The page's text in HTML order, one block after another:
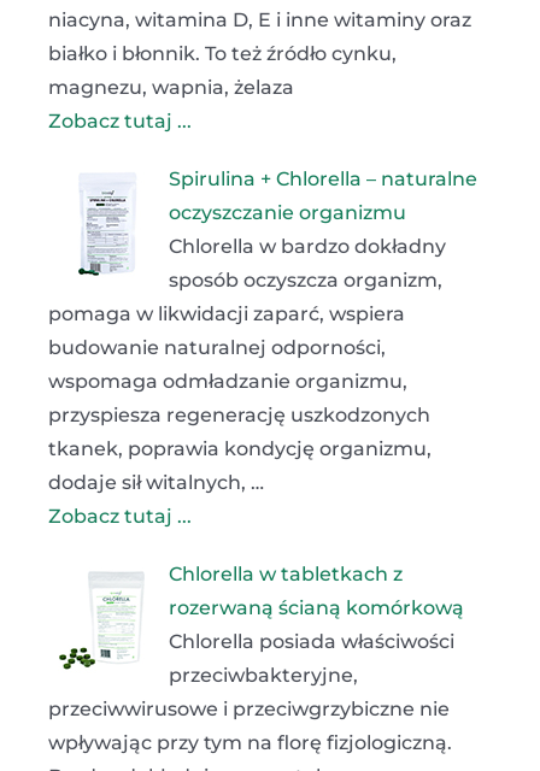
niacyna, witamina D, E i inne witaminy oraz
białko i błonnik. To też źródło cynku,
magnezu, wapnia, żelaza
Zobacz tutaj ...
Spirulina + Chlorella – naturalne
oczyszczanie organizmu
Chlorella w bardzo dokładny
sposób oczyszcza organizm,
pomaga w likwidacji zaparć, wspiera
budowanie naturalnej odporności,
wspomaga odmładzanie organizmu,
przyspiesza regenerację uszkodzonych
tkanek, poprawia kondycję organizmu,
dodaje sił witalnych, …
Zobacz tutaj ...
Chlorella w tabletkach z
rozerwaną ścianą komórkową
Chlorella posiada właściwości
przeciwbakteryjne,
przeciwwirusowe i przeciwgrzybiczne nie
wpływając przy tym na florę fizjologiczną.